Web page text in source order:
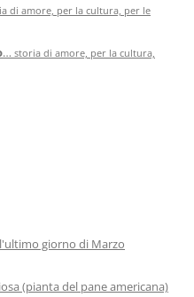
di amore, per la cultura, per le
… storia di amore, per la cultura,
giorno di Marzo
(pianta del pane americana)